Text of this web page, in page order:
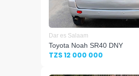
Dar es Salaam
Toyota Noah SR40 DNY
TZS 12 000 000